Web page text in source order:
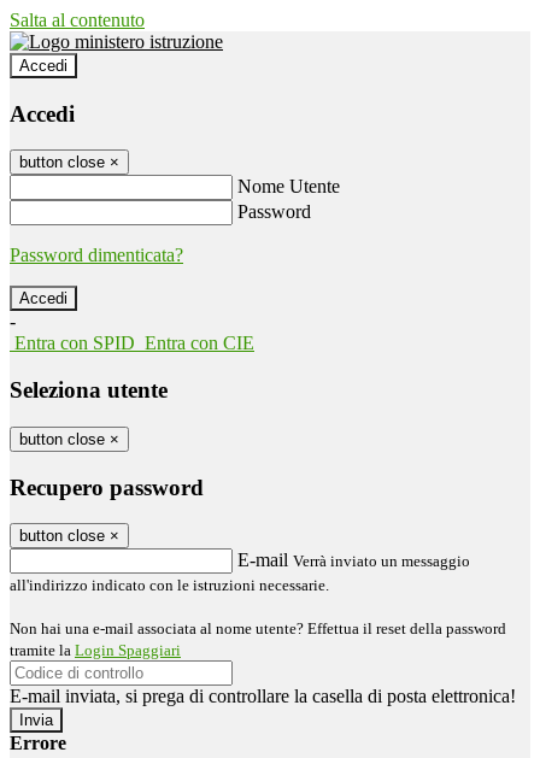
Salta al contenuto
Accedi
Accedi
button close ×
Nome Utente
Password
Password dimenticata?
-
Entra con SPID Entra con CIE
Seleziona utente
button close ×
Recupero password
button close ×
E-mail Verrà inviato un messaggio
all'indirizzo indicato con le istruzioni necessarie.
Non hai una e-mail associata al nome utente? Effettua il reset della password
tramite la Login Spaggiari
E-mail inviata, si prega di controllare la casella di posta elettronica!
Errore